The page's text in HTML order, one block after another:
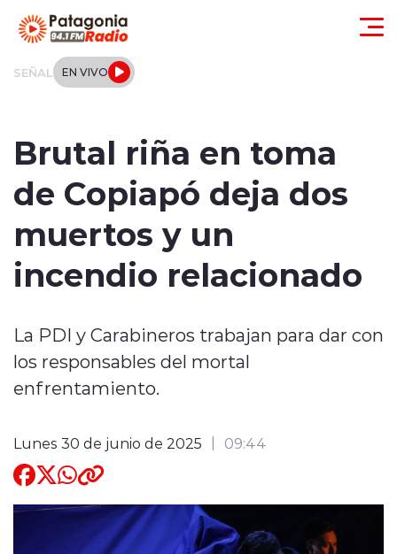
SEÑAL EN VIVO
Tendencias
Deportes
Entrevistas
Brutal riña en toma
de Copiapó deja dos
muertos y un
incendio relacionado
La PDI y Carabineros trabajan para dar con
los responsables del mortal
enfrentamiento.
Lunes 30 de junio de 2025 09:44